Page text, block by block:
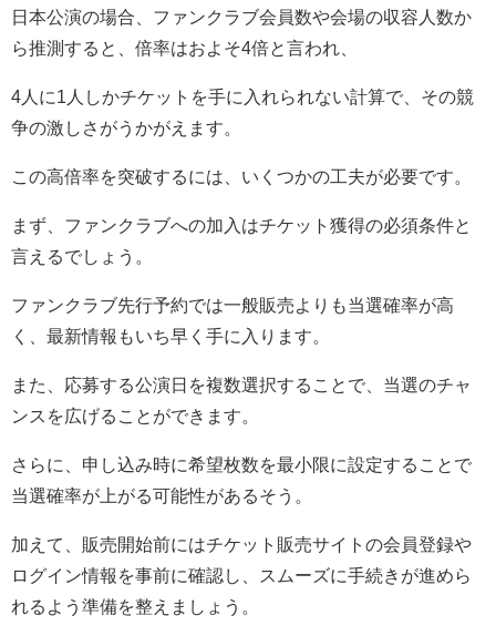
日本公演の場合、ファンクラブ会員数や会場の収容人数か
ら推測すると、倍率はおよそ4倍と言われ、
4人に1人しかチケットを手に入れられない計算で、その競
争の激しさがうかがえます。
この高倍率を突破するには、いくつかの工夫が必要です。
まず、ファンクラブへの加入はチケット獲得の必須条件と
言えるでしょう。
ファンクラブ先行予約では一般販売よりも当選確率が高
く、最新情報もいち早く手に入ります。
また、応募する公演日を複数選択することで、当選のチャ
ンスを広げることができます。
さらに、申し込み時に希望枚数を最小限に設定することで
当選確率が上がる可能性があるそう。
加えて、販売開始前にはチケット販売サイトの会員登録や
ログイン情報を事前に確認し、スムーズに手続きが進めら
れるよう準備を整えましょう。